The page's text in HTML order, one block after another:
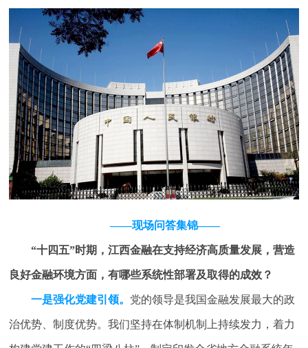
——现场问答集锦——
“十四五”时期，江西金融在支持经济高质量发展，营造
良好金融环境方面，有哪些系统性部署及取得的成效？
一是强化党建引领。 党的领导是我国金融发展最大的政
治优势、制度优势。我们坚持在体制机制上持续发力，着力